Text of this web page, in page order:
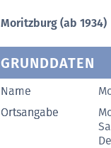
Moritzburg (ab 1934)
GRUNDDATEN
Name
Ortsangabe